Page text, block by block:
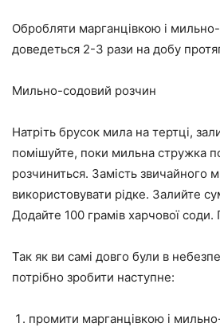
Обробляти марганцівкою і
доведеться 2-3 рази на добу
Мильно-содовий розчин
Натріть брусок мила на тертці,
помішуйте, поки мильна стружка
розчиниться. Замість звичайного
використовувати рідке. Залийте
Додайте 100 грамів харчової
Так як ви самі довго були в
потрібно зробити наступне:
промити марганцівкою і